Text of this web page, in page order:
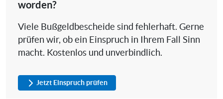
worden?
Viele Bußgeldbescheide sind fehlerhaft. Gerne
prüfen wir, ob ein Einspruch in Ihrem Fall Sinn
macht. Kostenlos und unverbindlich.
Jetzt Einspruch prüfen